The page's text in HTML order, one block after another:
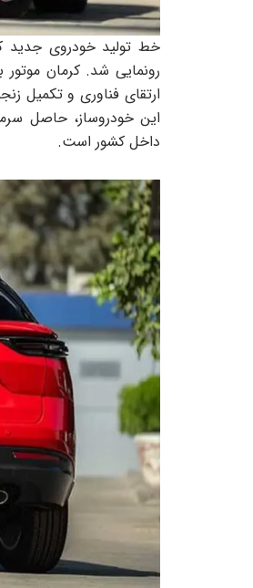
خط تولید خودروی جدید
رونمایی شد. کرمان
ارتقای فناوری و تکمیل
این خودروساز، حاصل
داخل کشور است.